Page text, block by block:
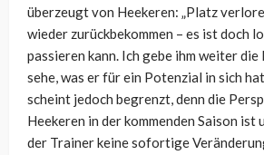
überzeugt von Heekeren: „Platz
wieder zurückbekommen – es ist doch
passieren kann. Ich gebe ihm weiter
sehe, was er für ein Potenzial in sich
scheint jedoch begrenzt, denn die
Heekeren in der kommenden Saison ist
der Trainer keine sofortige